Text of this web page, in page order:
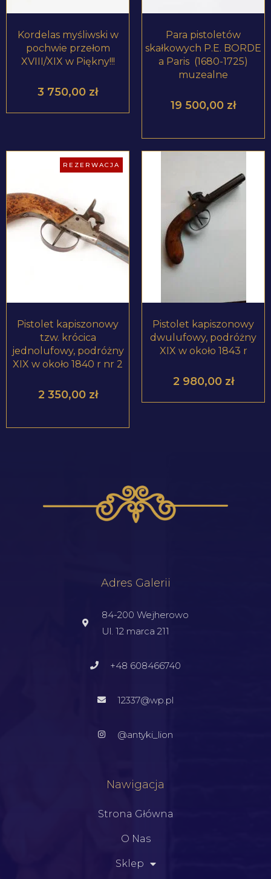
Kordelas myśliwski w
pochwie przełom
XVIII/XIX w Piękny!!!
3 750,00 zł
Para pistoletów
skałkowych P.E. BORDE
a Paris (1680-1725)
muzealne
19 500,00 zł
ZOBACZ PRODUKT
Pistolet kapiszonowy
tzw. krócica
jednolufowy, podróżny
XIX w około 1840 r nr 2
2 350,00 zł
REZERWACJA
ZOBACZ PRODUKT
Pistolet kapiszonowy
dwulufowy, podróżny
XIX w około 1843 r
2 980,00 zł
Adres Galerii
84-200 Wejherowo
Ul. 12 marca 211
+48 608466740
12337@wp.pl
@antyki_lion
Nawigacja
Strona Główna
O Nas
Sklep